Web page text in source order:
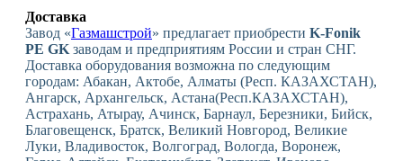
Доставка
Завод «Газмашстрой» предлагает приобрести K-Fonik
PE GK заводам и предприятиям России и стран СНГ.
Доставка оборудования возможна по следующим
городам: Абакан, Актобе, Алматы (Респ. КАЗАХСТАН),
Ангарск, Архангельск, Астана(Респ.КАЗАХСТАН),
Астрахань, Атырау, Ачинск, Барнаул, Березники, Бийск,
Благовещенск, Братск, Великий Новгород, Великие
Луки, Владивосток, Волгоград, Вологда, Воронеж,